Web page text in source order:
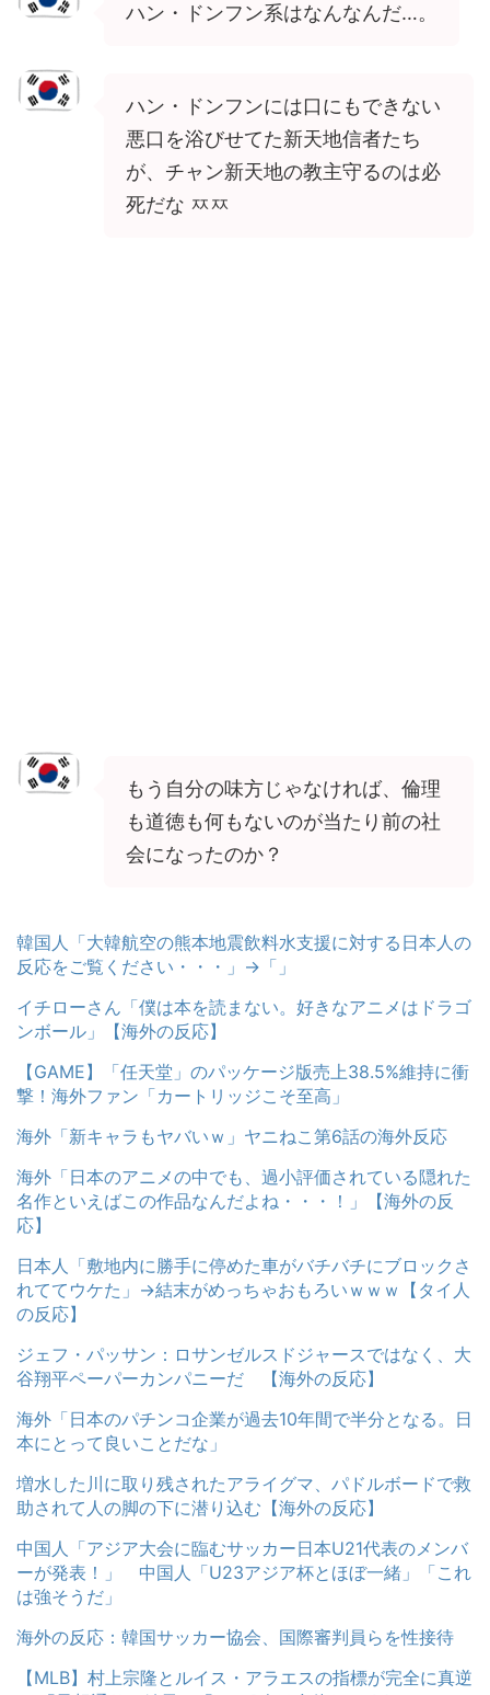
ハン・ドンフン系はなんなんだ…。
ハン・ドンフンには口にもできない
悪口を浴びせてた新天地信者たち
が、チャン新天地の教主守るのは必
死だな ㅉㅉ
もう自分の味方じゃなければ、倫理
も道徳も何もないのが当たり前の社
会になったのか？
韓国人「大韓航空の熊本地震飲料水支援に対する日本人の
反応をご覧ください・・・」→「」
イチローさん「僕は本を読まない。好きなアニメはドラゴ
ンボール」【海外の反応】
【GAME】「任天堂」のパッケージ版売上38.5%維持に衝
撃！海外ファン「カートリッジこそ至高」
海外「新キャラもヤバいｗ」ヤニねこ第6話の海外反応
海外「日本のアニメの中でも、過小評価されている隠れた
名作といえばこの作品なんだよね・・・！」【海外の反
応】
日本人「敷地内に勝手に停めた車がバチバチにブロックさ
れててウケた」→結末がめっちゃおもろいｗｗｗ【タイ人
の反応】
ジェフ・パッサン：ロサンゼルスドジャースではなく、大
谷翔平ペーパーカンパニーだ 【海外の反応】
海外「日本のパチンコ企業が過去10年間で半分となる。日
本にとって良いことだな」
増水した川に取り残されたアライグマ、パドルボードで救
助されて人の脚の下に潜り込む【海外の反応】
中国人「アジア大会に臨むサッカー日本U21代表のメンバ
ーが発表！」 中国人「U23アジア杯とほぼ一緒」「これ
は強そうだ」
海外の反応：韓国サッカー協会、国際審判員らを性接待
【MLB】村上宗隆とルイス・アラエスの指標が完全に真逆